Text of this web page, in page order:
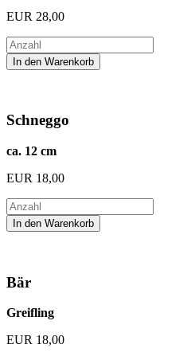
EUR 28,00
Schneggo
ca. 12 cm
EUR 18,00
Bär
Greifling
EUR 18,00